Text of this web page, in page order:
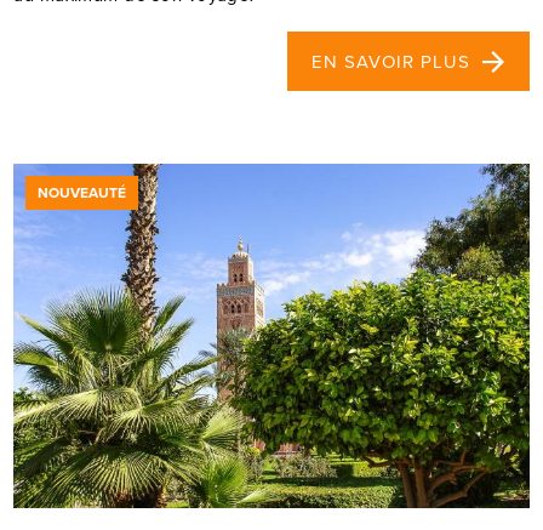
EN SAVOIR PLUS
NOUVEAUTÉ